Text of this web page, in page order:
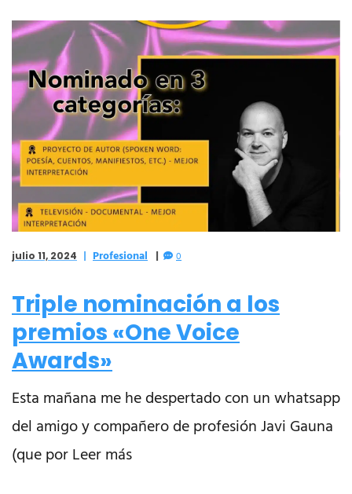
julio 11, 2024 Profesional 0
Triple nominación a los
premios «One Voice
Awards»
Esta mañana me he despertado con un whatsapp
del amigo y compañero de profesión Javi Gauna
(que por Leer más